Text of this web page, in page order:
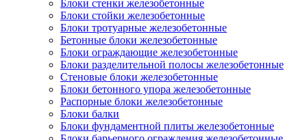
Блоки стенки железобетонные
Блоки стойки железобетонные
Блоки тротуарные железобетонные
Бетонные блоки железобетонные
Блоки ограждающие железобетонные
Блоки разделительной полосы железобетонные
Стеновые блоки железобетонные
Блоки бетонного упора железобетонные
Распорные блоки железобетонные
Блоки балки
Блоки фундаментной плиты железобетонные